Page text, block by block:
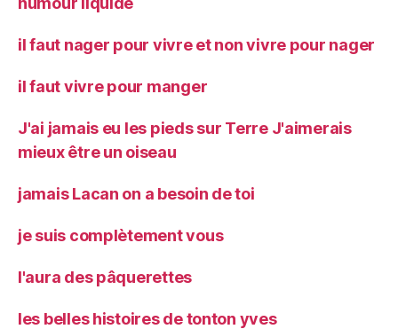
il faut nager pour vivre et non vivre pour nager
il faut vivre pour manger
J'ai jamais eu les pieds sur Terre J'aimerais
mieux être un oiseau
jamais Lacan on a besoin de toi
je suis complètement vous
l'aura des pâquerettes
les belles histoires de tonton yves